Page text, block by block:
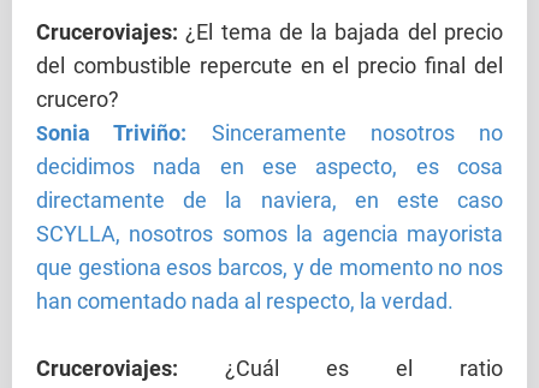
Cruceroviajes: ¿El tema de la bajada del precio
del combustible repercute en el precio final del
crucero?
Sonia Triviño: Sinceramente nosotros no
decidimos nada en ese aspecto, es cosa
directamente de la naviera, en este caso
SCYLLA, nosotros somos la agencia mayorista
que gestiona esos barcos, y de momento no nos
han comentado nada al respecto, la verdad.
Cruceroviajes: ¿Cuál es el ratio